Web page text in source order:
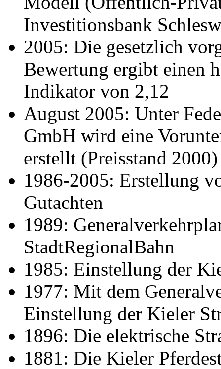
Investitionsbank
2005: Die gesetzlich
Bewertung ergibt einen
Indikator von 2,12
August 2005: Unter
GmbH wird eine
erstellt (Preisstand 2000)
1986-2005: Erstellung
Gutachten
1989:
StadtRegionalBahn
1985: Einstellung der
1977: Mit dem
Einstellung der Kieler
1896: Die elektrische
1881: Die Kieler